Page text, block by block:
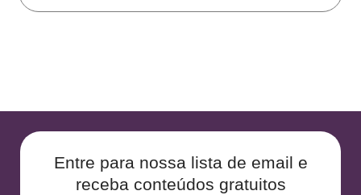
Entre para nossa lista de email e
receba conteúdos gratuitos